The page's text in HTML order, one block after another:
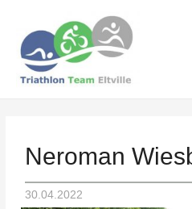
Neroman
30.04.2022